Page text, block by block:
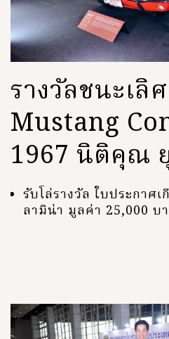
รางวัลชนะเลิ
Mustang
1967 นิติคุณ
รับโล่รางวัล ใบประกา
ลามิน่า มูลค่า 25,000 บ